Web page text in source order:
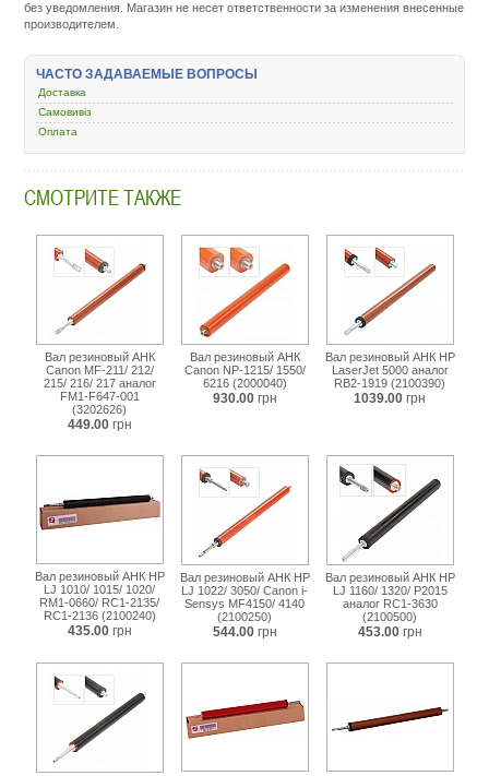
k-
val-
obolochka/45343-
lj-
1100-
без уведомления. Магазин не несет ответственности за изменения внесенные
производителем.
ЧАСТО ЗАДАВАЕМЫЕ ВОПРОСЫ
Доставка
Самовивіз
Оплата
СМОТРИТЕ ТАКЖЕ
Вал резиновый АНК
Canon MF-211/ 212/
215/ 216/ 217 аналог
FM1-F647-001
(3202626)
449.00 грн
Вал резиновый АНК
Canon NP-1215/ 1550/
6216 (2000040)
930.00 грн
Вал резиновый АНК HP
LaserJet 5000 аналог
RB2-1919 (2100390)
1039.00 грн
Вал резиновый АНК HP
LJ 1010/ 1015/ 1020/
RM1-0660/ RC1-2135/
RC1-2136 (2100240)
435.00 грн
Вал резиновый АНК HP
LJ 1022/ 3050/ Canon i-
Sensys MF4150/ 4140
(2100250)
544.00 грн
Вал резиновый АНК HP
LJ 1160/ 1320/ P2015
аналог RC1-3630
(2100500)
453.00 грн